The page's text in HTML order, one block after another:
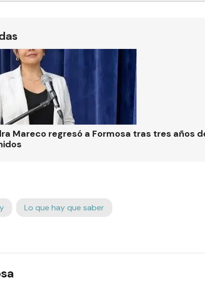
Mareco regresó a Formosa tras tres años
Lo que hay que saber